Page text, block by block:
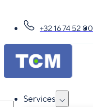
+32 16 74 52 00
Services